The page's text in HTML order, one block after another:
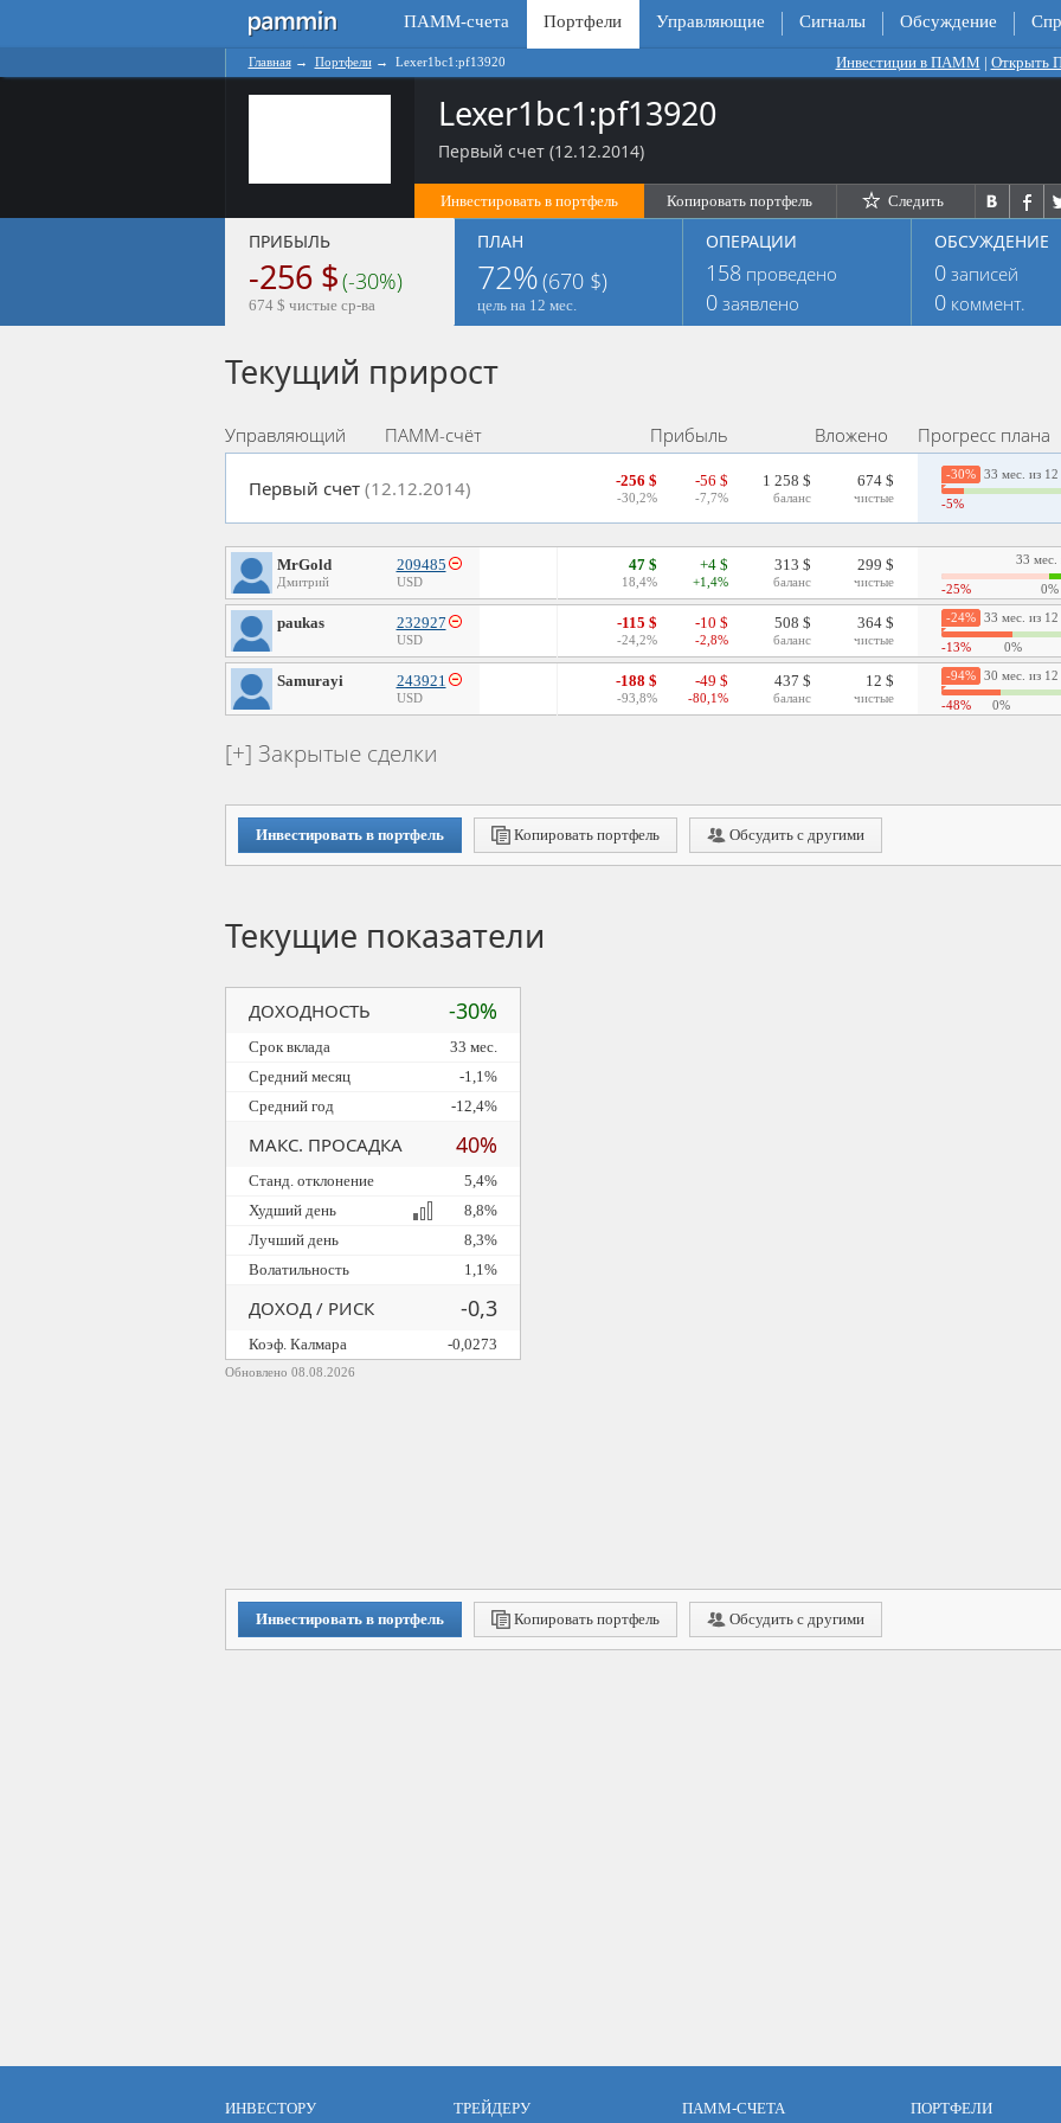
ПАММ-счета Портфели Управляющие Сигналы Обсуждение
Главная→ Портфели→ Lexer1bc1:pf13920 Инвестиции в ПАММ |
Lexer1bc1:pf13920
Первый счет (12.12.2014)
Инвестировать в портфель Копировать портфель Следить
ПРИБЫЛЬ
-256 $(-30%)
674 $ чистые ср-ва
ПЛАН
72%(670 $)
цель на 12 мес.
ОПЕРАЦИИ
158проведено
0заявлено
ОБСУЖДЕНИЕ
0записей
0коммент.
Текущий прирост
Управляющий ПАММ-счёт Прибыль Вложено Прогресс плана
Первый счет (12.12.2014) -256 $
-30,2%
-56 $
-7,7%
1 258 $
баланс
674 $
чистые
-30% 33 мес. из 12
-5%
MrGold
Дмитрий
209485
USD
47 $
18,4%
+4 $
+1,4%
313 $
баланс
299 $
чистые
33 мес.
-25% 0%
paukas 232927
USD
-115 $
-24,2%
-10 $
-2,8%
508 $
баланс
364 $
чистые
-24% 33 мес. из 12
-13% 0%
Samurayi 243921
USD
-188 $
-93,8%
-49 $
-80,1%
437 $
баланс
12 $
чистые
-94% 30 мес. из 12
-48% 0%
Закрытые сделки
Инвестировать в портфель Копировать портфель Обсудить с другими
Текущие показатели
Обновлено 08.08.2026
ДОХОДНОСТЬ -30%
Срок вклада
33 мес.
Средний месяц
-1,1%
Средний год
-12,4%
МАКС. ПРОСАДКА 40%
Станд. отклонение
5,4%
Худший день
8,8%
Лучший день
8,3%
Волатильность
1,1%
ДОХОД / РИСК -0,3
Коэф. Калмара -0,0273
Инвестировать в портфель Копировать портфель Обсудить с другими
ИНВЕСТОРУ ТРЕЙДЕРУ ПАММ-СЧЕТА ПОРТФЕЛИ